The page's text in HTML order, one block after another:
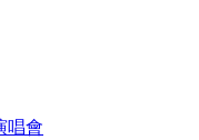
唱會